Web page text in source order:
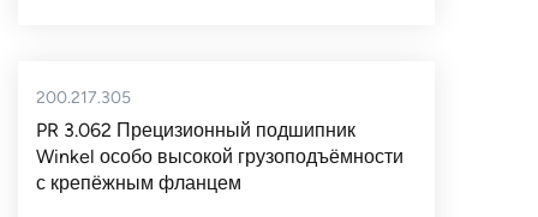
200.217.305
PR 3.062 Прецизионный подшипник
Winkel особо высокой грузоподъёмности
с крепёжным фланцем